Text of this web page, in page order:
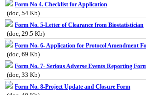
Form No 4. Checklist for Application
(doc, 54 Kb)
Form No. 5-Letter of Clearance from Biostatistician
(doc, 29.5 Kb)
Form No. 6- Application for Protocol Amendment
(doc, 69 Kb)
Form No. 7- Serious Adverse Events Reporting
(doc, 33 Kb)
Form No. 8-Project Update and Closure Form